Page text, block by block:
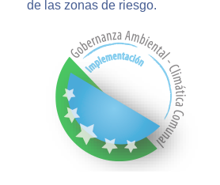
de las zonas de riesgo.